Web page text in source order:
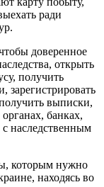
ради
доверенное
открыть
получить
зарегистрировать
выписки,
банках,
наследственным
которым нужно
находясь во